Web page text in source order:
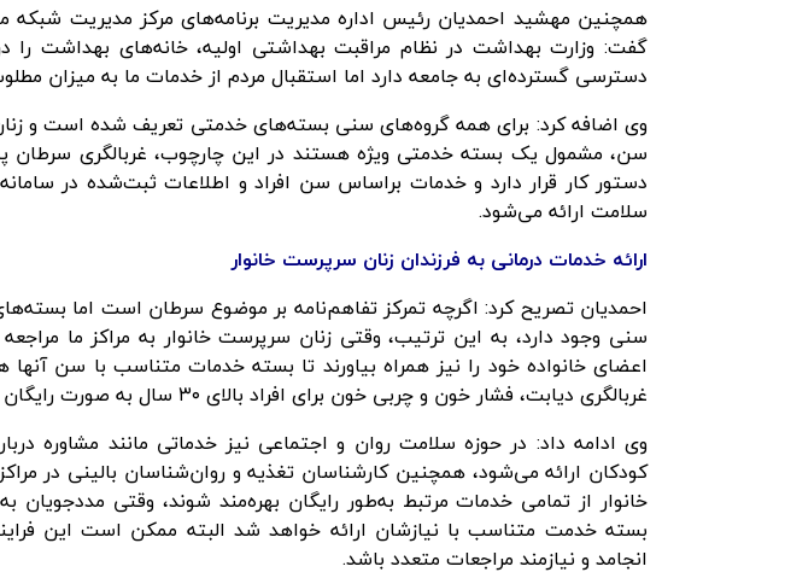
همچنین مهشید احمدیان رئیس اداره مدیریت برنامه‌های مرکز مدیریت شبکه
گفت: وزارت بهداشت در نظام مراقبت بهداشتی اولیه، خانه‌های بهداشت را
دسترسی گسترده‌ای به جامعه دارد اما استقبال مردم از خدمات ما به میزان
وی اضافه کرد: برای همه گروه‌های سنی بسته‌های خدمتی تعریف شده است و
سن، مشمول یک بسته خدمتی ویژه هستند در این چارچوب، غربالگری سرطان
دستور کار قرار دارد و خدمات براساس سن افراد و اطلاعات ثبت‌شده در
سلامت ارائه می‌شود.
ارائه خدمات درمانی به فرزندان زنان سرپرست خانوار
احمدیان تصریح کرد: اگرچه تمرکز تفاهم‌نامه بر موضوع سرطان است اما
سنی وجود دارد، به این ترتیب، وقتی زنان سرپرست خانوار به مراکز ما مراجعه
اعضای خانواده خود را نیز همراه بیاورند تا بسته خدمات متناسب با سن آنها
غربالگری دیابت، فشار خون و چربی خون برای افراد بالای ۳۰ سال به صورت رایگان انجام می‌شود.
وی ادامه داد: در حوزه سلامت روان و اجتماعی نیز خدماتی مانند مشاوره
کودکان ارائه می‌شود، همچنین کارشناسان تغذیه و روان‌شناسان بالینی در
خانوار از تمامی خدمات مرتبط به‌طور رایگان بهره‌مند شوند، وقتی مددجویان
بسته خدمت متناسب با نیازشان ارائه خواهد شد البته ممکن است این
انجامد و نیازمند مراجعات متعدد باشد.